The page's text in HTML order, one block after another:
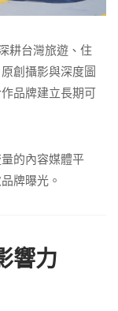
耕台灣旅遊、住
創攝影與深度圖
品牌建立長期可
的內容媒體平
牌曝光。
響力